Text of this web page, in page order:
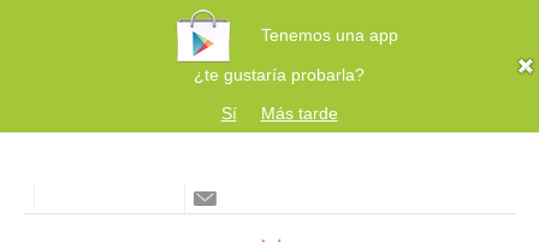
Tenemos una app
¿te gustaría probarla?
Sí
Más tarde